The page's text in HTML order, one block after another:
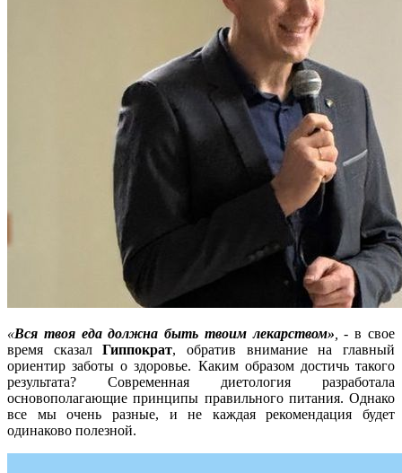
«Вся твоя еда должна быть твоим лекарством»
- в свое
время сказалГиппократ, обратив внимание на главный
ориентир заботы о здоровье. Каким образом достичь такого
результата? Современная диетология разработала
основополагающие принципы правильного питания. Однако
все мы очень разные, и не каждая рекомендация будет
одинаково полезной.